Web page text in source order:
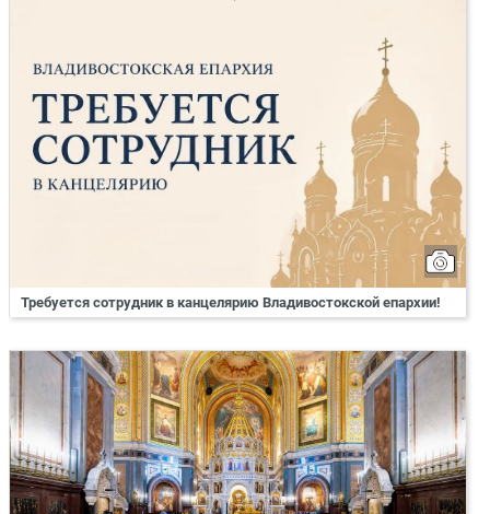
Требуется сотрудник в канцелярию Владивостокской епархии!